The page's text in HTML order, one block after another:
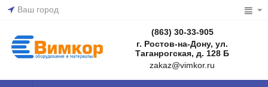
Ваш город
(863) 30-33-905
г. Ростов-на-Дону, ул.
Таганрогская, д. 128 Б
zakaz@vimkor.ru